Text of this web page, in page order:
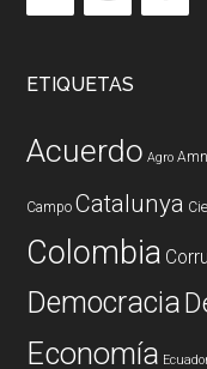
ETIQUETAS
Acuerdo Agro
Campo Catalunya
Colombia
Democracia
Economía